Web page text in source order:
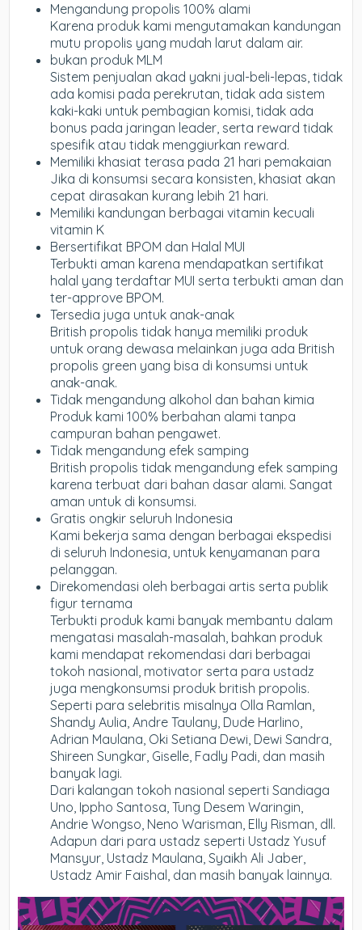
Mengandung propolis 100% alami
Karena produk kami mengutamakan kandungan
mutu propolis yang mudah larut dalam air.
bukan produk MLM
Sistem penjualan akad yakni jual-beli-lepas, tidak
ada komisi pada perekrutan, tidak ada sistem
kaki-kaki untuk pembagian komisi, tidak ada
bonus pada jaringan leader, serta reward tidak
spesifik atau tidak menggiurkan reward.
Memiliki khasiat terasa pada 21 hari pemakaian
Jika di konsumsi secara konsisten, khasiat akan
cepat dirasakan kurang lebih 21 hari.
Memiliki kandungan berbagai vitamin kecuali
vitamin K
Bersertifikat BPOM dan Halal MUI
Terbukti aman karena mendapatkan sertifikat
halal yang terdaftar MUI serta terbukti aman dan
ter-approve BPOM.
Tersedia juga untuk anak-anak
British propolis tidak hanya memiliki produk
untuk orang dewasa melainkan juga ada British
propolis green yang bisa di konsumsi untuk
anak-anak.
Tidak mengandung alkohol dan bahan kimia
Produk kami 100% berbahan alami tanpa
campuran bahan pengawet.
Tidak mengandung efek samping
British propolis tidak mengandung efek samping
karena terbuat dari bahan dasar alami. Sangat
aman untuk di konsumsi.
Gratis ongkir seluruh Indonesia
Kami bekerja sama dengan berbagai ekspedisi
di seluruh Indonesia, untuk kenyamanan para
pelanggan.
Direkomendasi oleh berbagai artis serta publik
figur ternama
Terbukti produk kami banyak membantu dalam
mengatasi masalah-masalah, bahkan produk
kami mendapat rekomendasi dari berbagai
tokoh nasional, motivator serta para ustadz
juga mengkonsumsi produk british propolis.
Seperti para selebritis misalnya Olla Ramlan,
Shandy Aulia, Andre Taulany, Dude Harlino,
Adrian Maulana, Oki Setiana Dewi, Dewi Sandra,
Shireen Sungkar, Giselle, Fadly Padi, dan masih
banyak lagi.
Dari kalangan tokoh nasional seperti Sandiaga
Uno, Ippho Santosa, Tung Desem Waringin,
Andrie Wongso, Neno Warisman, Elly Risman, dll.
Adapun dari para ustadz seperti Ustadz Yusuf
Mansyur, Ustadz Maulana, Syaikh Ali Jaber,
Ustadz Amir Faishal, dan masih banyak lainnya.